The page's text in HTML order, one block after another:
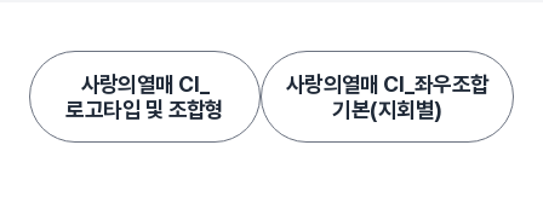
사랑의열매 CI_
로고타입 및 조합형
사랑의열매 CI_좌우조합
기본(지회별)